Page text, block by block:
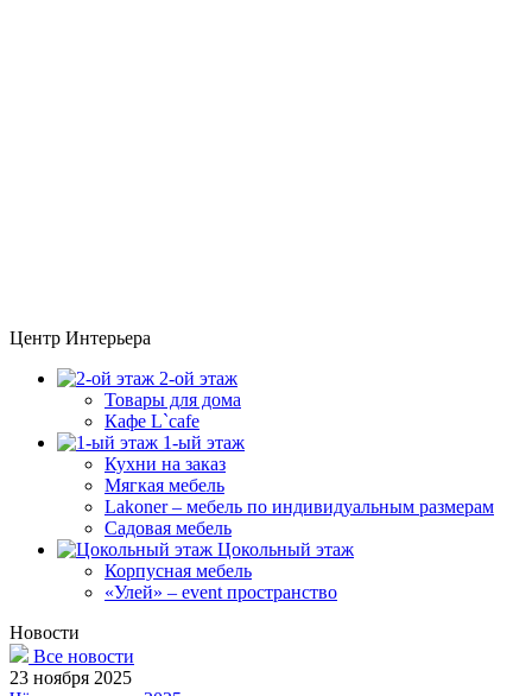
Центр Интерьера
2-ой этаж
Товары для дома
Кафе L`cafe
1-ый этаж
Кухни на заказ
Мягкая мебель
Lakoner – мебель по индивидуальным размерам
Садовая мебель
Цокольный этаж
Корпусная мебель
«Улей» – event пространство
Новости
Все новости
23 ноября 2025